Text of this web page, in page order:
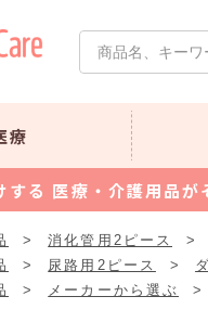
療
する 医療・介護用品が
> 消化管用2ピース >
> 尿路用2ピース >
> メーカーから選ぶ >